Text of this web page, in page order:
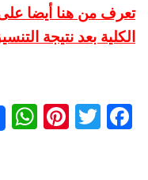
تعرف من هنا أيضا
الكلية بعد نتيجة
Fa
T
Pi